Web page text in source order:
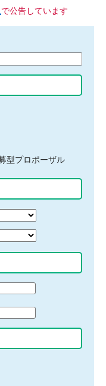
で公告しています
型プロポーザル